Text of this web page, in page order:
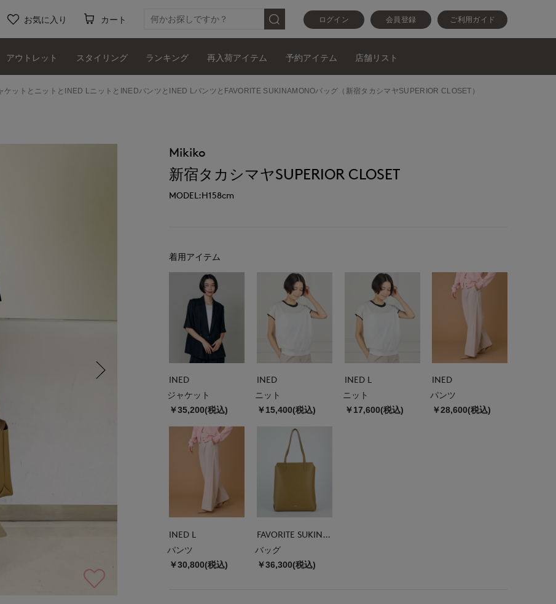
ログイン 会員登録 ご利用ガイド
お気に入り カート
アウトレット スタイリング ランキング 再入荷アイテム 予約アイテム 店舗リスト
ケットとニットとINED LニットとINEDパンツとINED LパンツとFAVORITE SUKINAMONOバッグ（新宿タカシマヤSUPERIOR CLOSET）
Mikiko
新宿タカシマヤSUPERIOR CLOSET
MODEL:H158cm
着用アイテム
INED
ジャケット
￥35,200(税込)
INED
ニット
￥15,400(税込)
INED L
ニット
￥17,600(税込)
INED
パンツ
￥28,600(税込)
INED L
パンツ
￥30,800(税込)
FAVORITE SUKINAMONO
バッグ
￥36,300(税込)